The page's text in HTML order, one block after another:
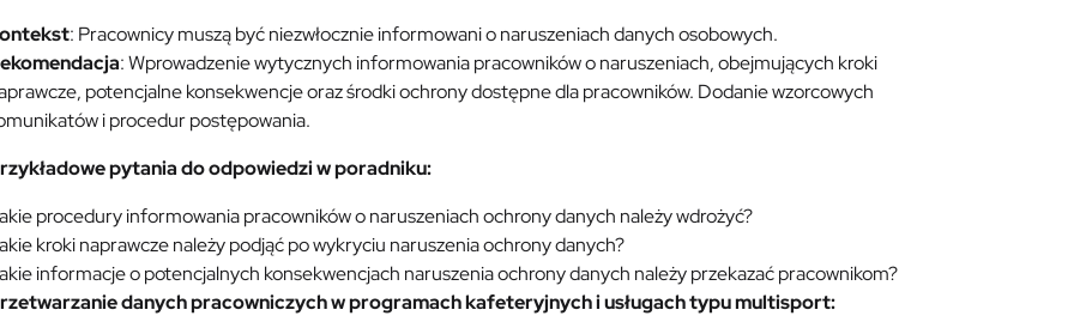
: Pracownicy muszą być niezwłocznie informowani o naruszeniach danych osobowych.
: Wprowadzenie wytycznych informowania pracowników o naruszeniach, obejmujących kroki
potencjalne konsekwencje oraz środki ochrony dostępne dla pracowników. Dodanie wzorcowych
i procedur postępowania.
pytania do odpowiedzi w poradniku:
procedury informowania pracowników o naruszeniach ochrony danych należy wdrożyć?
kroki naprawcze należy podjąć po wykryciu naruszenia ochrony danych?
informacje o potencjalnych konsekwencjach naruszenia ochrony danych należy przekazać pracownikom?
danych pracowniczych w programach kafeteryjnych i usługach typu multisport: